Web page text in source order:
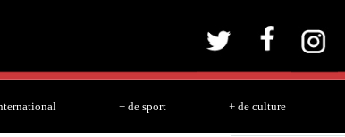
+ de sport + de culture